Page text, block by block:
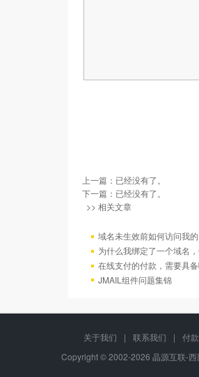
上一篇：已经没有了。
下一篇：已经没有了。
>> 相关文章
域名未生效前如何访问我
为什么我绑定了一个域名
在线支付的付款，需要具
JMAIL组件问题集锦
关于我们 | 联系我们 |
付
Copyright © 2002-2026 晶源互联-